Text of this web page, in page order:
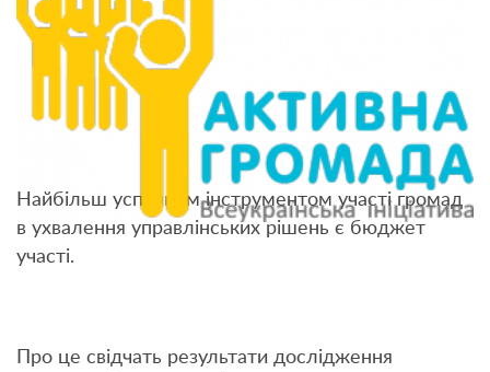
Найбільш успішним інструментом участі громад
в ухвалення управлінських рішень є бюджет
участі.
Про це свідчать результати дослідження